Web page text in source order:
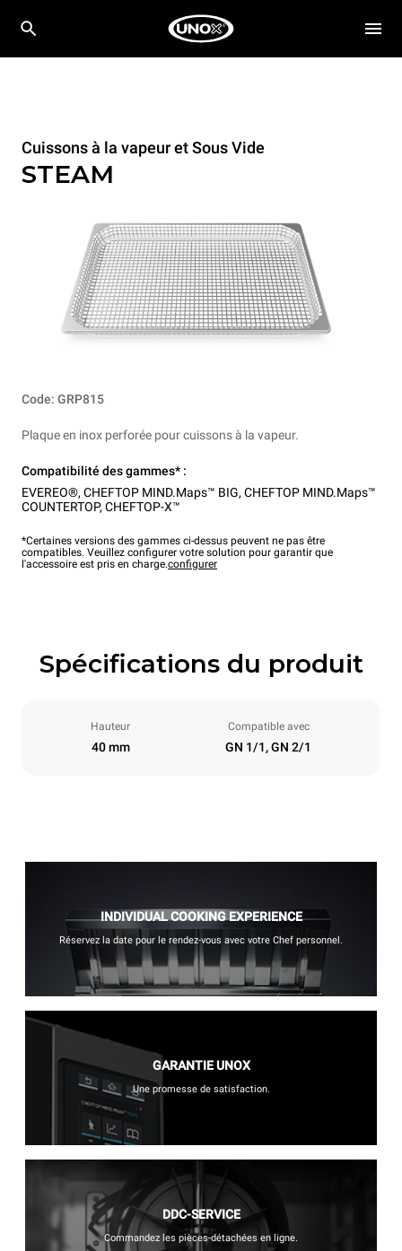
Cuissons à la vapeur et Sous Vide
STEAM
Code: GRP815
Plaque en inox perforée pour cuissons à la vapeur.
Compatibilité des gammes* :
EVEREO®, CHEFTOP MIND.Maps™ BIG, CHEFTOP MIND.Maps™
COUNTERTOP, CHEFTOP-X™
*Certaines versions des gammes ci-dessus peuvent ne pas être
compatibles. Veuillez configurer votre solution pour garantir que
l'accessoire est pris en charge.configurer
Spécifications du produit
Hauteur
40 mm
Compatible avec
GN 1/1, GN 2/1
INDIVIDUAL COOKING EXPERIENCE
Réservez la date pour le rendez-vous avec votre Chef personnel.
GARANTIE UNOX
Une promesse de satisfaction.
DDC-SERVICE
Commandez les pièces-détachées en ligne.